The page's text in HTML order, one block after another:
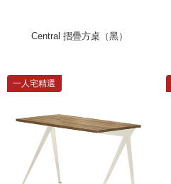
Central 摺疊方桌（黑）
一人宅精選